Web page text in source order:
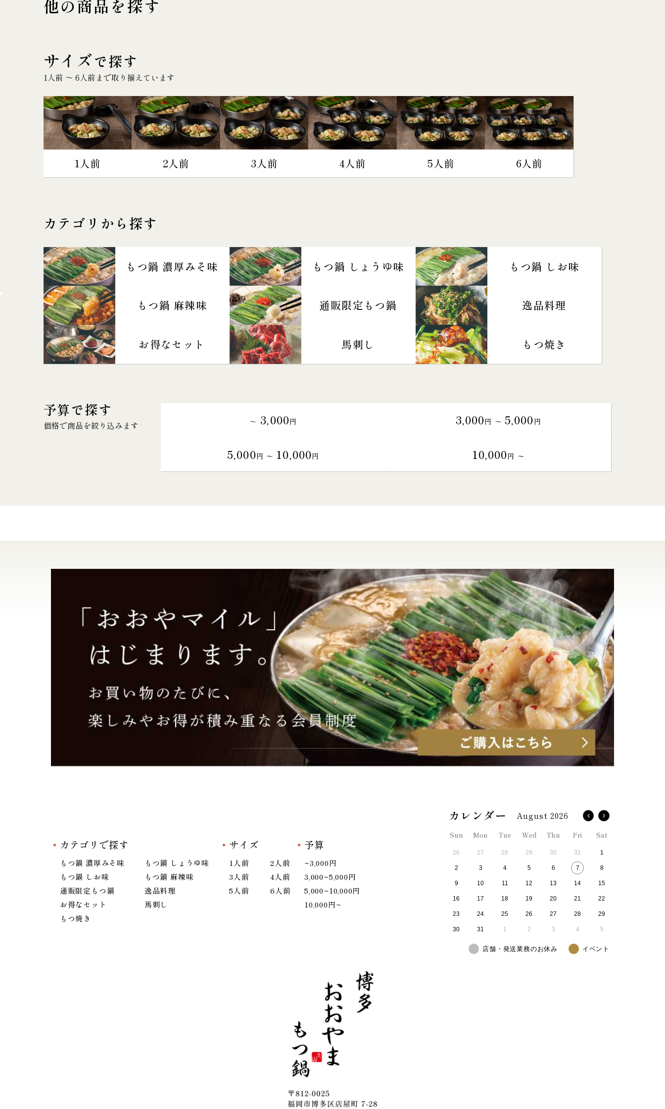
他の商品を探す
サイズで探す
1人前 〜 6人前まで取り揃えています
1人前 2人前 3人前 4人前 5人前 6人前
カテゴリから探す
もつ鍋 濃厚みそ味 もつ鍋 しょうゆ味 もつ鍋 しお味
もつ鍋 麻辣味 通販限定もつ鍋 逸品料理
お得なセット 馬刺し もつ焼き
予算で探す
価格で商品を絞り込みます ～ 3,000円 3,000円 〜 5,000円
5,000円 〜 10,000円 10,000円 〜
カテゴリで探す
もつ鍋 濃厚みそ味
もつ鍋 しょうゆ味
もつ鍋 しお味
もつ鍋 麻辣味
通販限定もつ鍋
逸品料理
お得なセット
馬刺し
もつ焼き
サイズ
1人前
2人前
3人前
4人前
5人前
6人前
予算
~3,000円
3,000~5,000円
5,000~10,000円
10,000円~
August 2026
Sun Mon Tue Wed Thu Fri Sat
26 27 28 29 30 31 1
2 3 4 5 6 7 8
9 10 11 12 13 14 15
16 17 18 19 20 21 22
23 24 25 26 27 28 29
30 31 1 2 3 4 5
店舗・発送業務のお休み イベント